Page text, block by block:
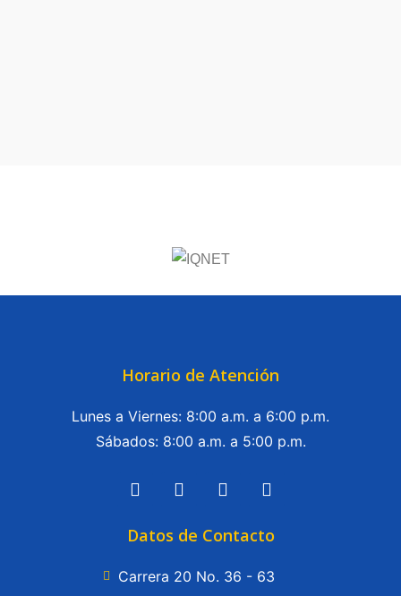
Horario de Atención
Lunes a Viernes: 8:00 a.m. a 6:00 p.m.
Sábados: 8:00 a.m. a 5:00 p.m.
Datos de Contacto
Carrera 20 No. 36 - 63